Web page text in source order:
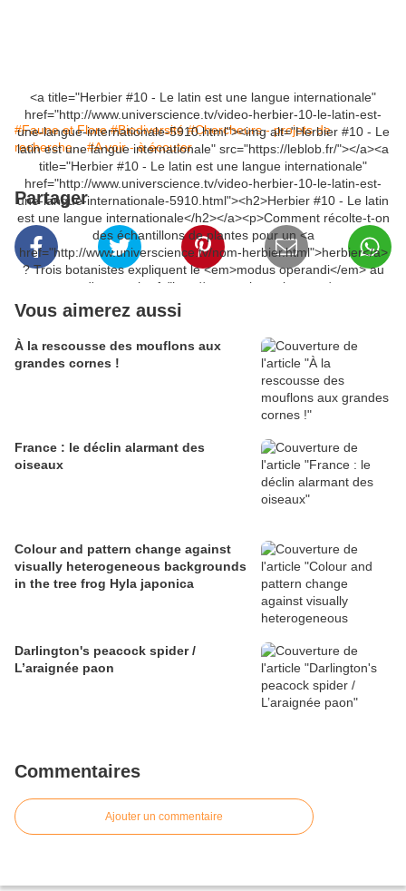
<a title="Herbier #10 - Le latin est une langue internationale"
href="http://www.universcience.tv/video-herbier-10-le-latin-est-
une-langue-internationale-5910.html"><img alt="Herbier #10 - Le
latin est une langue internationale" src="https://leblob.fr/"></a><a
title="Herbier #10 - Le latin est une langue internationale"
href="http://www.universcience.tv/video-herbier-10-le-latin-est-
une-langue-internationale-5910.html"><h2>Herbier #10 - Le latin
est une langue internationale</h2></a><p>Comment récolte-t-on
des échantillons de plantes pour un <a
href="http://www.universcience.tv/nom-herbier.html">herbier</a>
? Trois botanistes expliquent le <em>modus operandi</em> au
retour d'une <a href="http://www.universcience.tv/nom-
mission.html">mission</a> aux <a
href="http://www.universcience.tv/nom-
comores.html">Comores</a> .</p><p>Un épisode de la série <a
title="Page Herbier 2.0 "
href="http://www.universcience.tv/categorie-herbier-2-0-745.html"
target="_blank">Herbier 2.0</a>.</p>
#Faune et Flore #Biodiversité #Chercheurs - projets de
recherche... #A voir - à écouter
Partager
Vous aimerez aussi
À la rescousse des mouflons aux
grandes cornes !
France : le déclin alarmant des
oiseaux
Colour and pattern change against
visually heterogeneous backgrounds
in the tree frog Hyla japonica
Darlington's peacock spider /
L’araignée paon
Commentaires
Ajouter un commentaire